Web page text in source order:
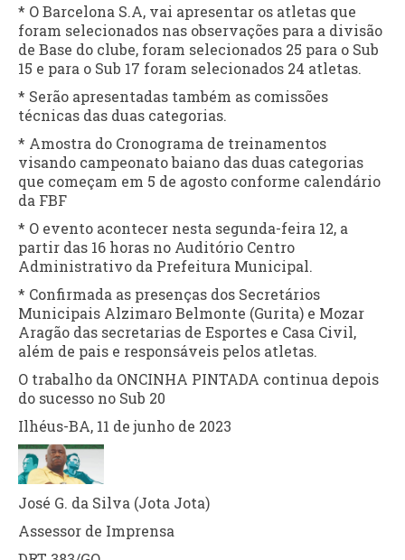
* O Barcelona S.A, vai apresentar os atletas que
foram selecionados nas observações para a divisão
de Base do clube, foram selecionados 25 para o Sub
15 e para o Sub 17 foram selecionados 24 atletas.
* Serão apresentadas também as comissões
técnicas das duas categorias.
* Amostra do Cronograma de treinamentos
visando campeonato baiano das duas categorias
que começam em 5 de agosto conforme calendário
da FBF
* O evento acontecer nesta segunda-feira 12, a
partir das 16 horas no Auditório Centro
Administrativo da Prefeitura Municipal.
* Confirmada as presenças dos Secretários
Municipais Alzimaro Belmonte (Gurita) e Mozar
Aragão das secretarias de Esportes e Casa Civil,
além de pais e responsáveis pelos atletas.
O trabalho da ONCINHA PINTADA continua depois
do sucesso no Sub 20
Ilhéus-BA, 11 de junho de 2023
José G. da Silva (Jota Jota)
Assessor de Imprensa